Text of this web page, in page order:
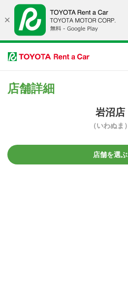
店舗詳細
岩沼店
（いわぬま）
店舗を選ぶ